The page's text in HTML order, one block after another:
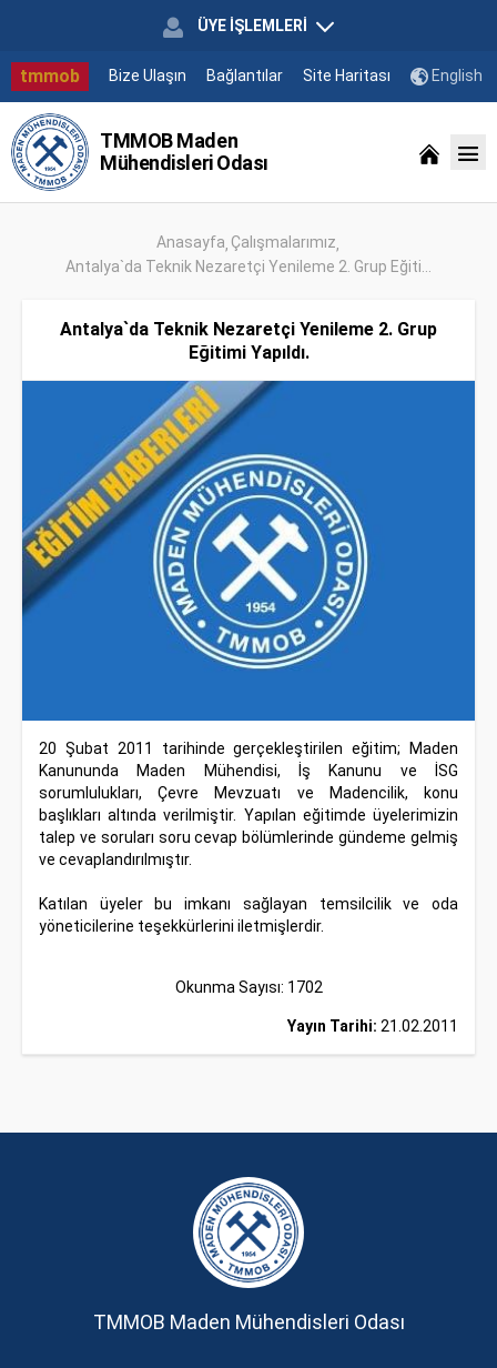
ÜYE İŞLEMLERİ
tmmob Bize Ulaşın Bağlantılar Site Haritası English
TMMOB Maden
Mühendisleri Odası
Anasayfa Çalışmalarımız
Antalya`da Teknik Nezaretçi Yenileme 2. Grup Eğiti...
Antalya`da Teknik Nezaretçi Yenileme 2. Grup
Eğitimi Yapıldı.
20 Şubat 2011 tarihinde gerçekleştirilen eğitim; Maden
Kanununda Maden Mühendisi, İş Kanunu ve İSG
sorumlulukları, Çevre Mevzuatı ve Madencilik, konu
başlıkları altında verilmiştir. Yapılan eğitimde üyelerimizin
talep ve soruları soru cevap bölümlerinde gündeme gelmiş
ve cevaplandırılmıştır.
Katılan üyeler bu imkanı sağlayan temsilcilik ve oda
yöneticilerine teşekkürlerini iletmişlerdir.
Okunma Sayısı: 1702
Yayın Tarihi: 21.02.2011
TMMOB Maden Mühendisleri Odası